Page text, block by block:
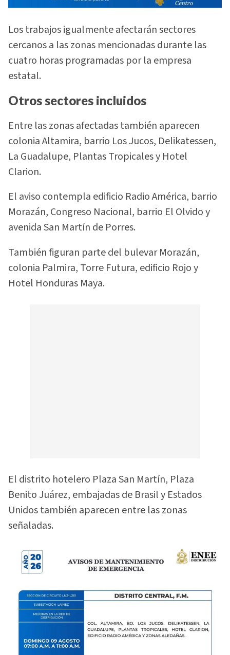
Los trabajos igualmente afectarán sectores
cercanos a las zonas mencionadas durante las
cuatro horas programadas por la empresa
estatal.
Otros sectores incluidos
Entre las zonas afectadas también aparecen
colonia Altamira, barrio Los Jucos, Delikatessen,
La Guadalupe, Plantas Tropicales y Hotel
Clarion.
El aviso contempla edificio Radio América, barrio
Morazán, Congreso Nacional, barrio El Olvido y
avenida San Martín de Porres.
También figuran parte del bulevar Morazán,
colonia Palmira, Torre Futura, edificio Rojo y
Hotel Honduras Maya.
El distrito hotelero Plaza San Martín, Plaza
Benito Juárez, embajadas de Brasil y Estados
Unidos también aparecen entre las zonas
señaladas.